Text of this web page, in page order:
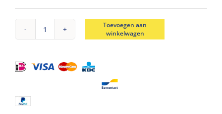
Rondbreinaald
D5mm
Toevoegen aan
winkelwagen